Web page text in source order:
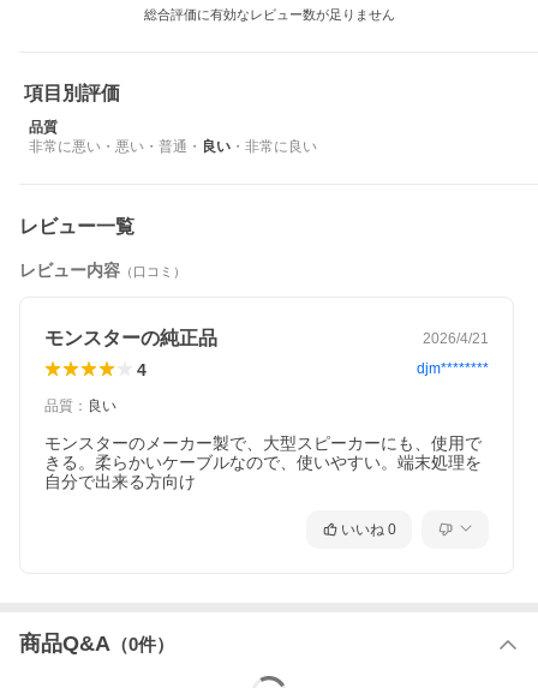
総合評価に有効なレビュー数が足りません
項目別評価
品質
非常に悪い ・ 悪い ・ 普通 ・ 良い ・ 非常に良い
レビュー一覧
レビュー内容 （口コミ）
モンスターの純正品 2026/4/21
4 djm********
品質 ： 良い
モンスターのメーカー製で、大型スピーカーにも、使用で
きる。柔らかいケーブルなので、使いやすい。端末処理を
自分で出来る方向け
いいね 0
商品Q&A （0件）